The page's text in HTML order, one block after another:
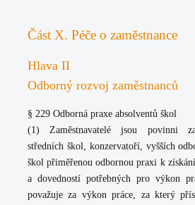
Část X. Péče o zaměstnance
Hlava II
Odborný rozvoj zaměstnanců
§ 229 Odborná praxe absolventů škol
(1) Zaměstnavatelé jsou povinni
středních škol, konzervatoří, vyšších
škol přiměřenou odbornou praxi k
a dovedností potřebných pro výkon
považuje za výkon práce, za který